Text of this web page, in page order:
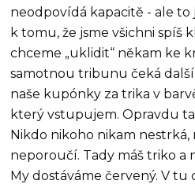
neodpovídá kapacitě - ale to
k tomu, že jsme všichni spíš
chceme „uklidit“ někam ke
samotnou tribunu čeká
naše kupónky za trika v
který vstupujem. Opravdu
Nikdo nikoho nikam
neporoučí. Tady máš triko a
My dostáváme červený. V tu